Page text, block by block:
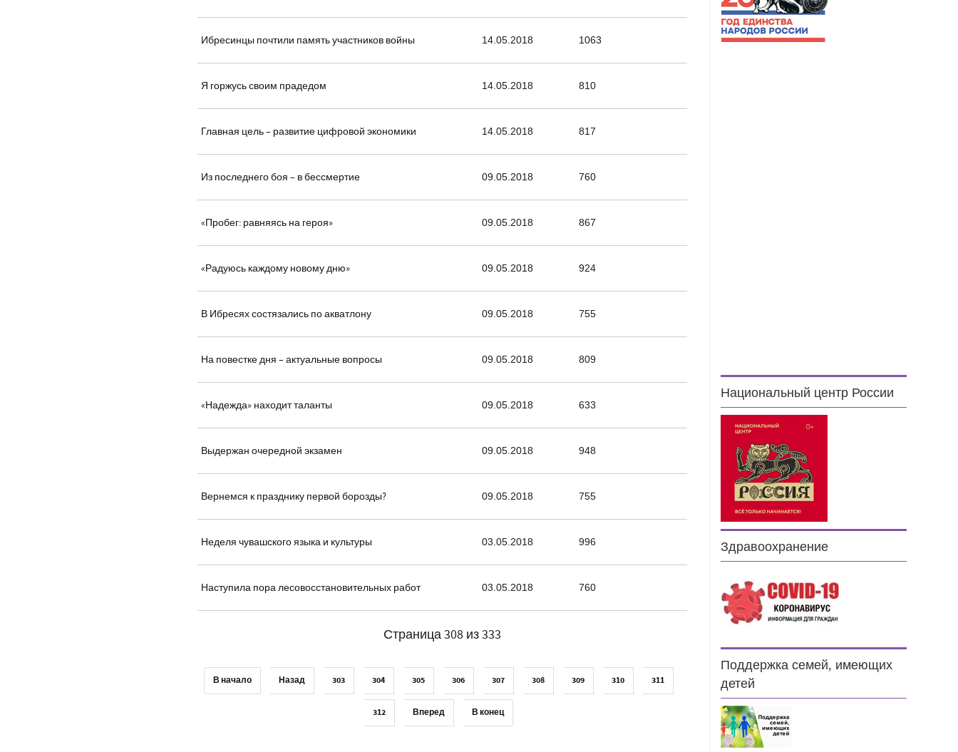
Ибресинцы почтили память участников войны 14.05.2018 1063
Я горжусь своим прадедом 14.05.2018 810
Главная цель – развитие цифровой экономики 14.05.2018 817
Из последнего боя – в бессмертие 09.05.2018 760
«Пробег: равняясь на героя» 09.05.2018 867
«Радуюсь каждому новому дню» 09.05.2018 924
В Ибресях состязались по акватлону 09.05.2018 755
На повестке дня – актуальные вопросы 09.05.2018 809
«Надежда» находит таланты 09.05.2018 633
Выдержан очередной экзамен 09.05.2018 948
Вернемся к празднику первой борозды? 09.05.2018 755
Неделя чувашского языка и культуры 03.05.2018 996
Наступила пора лесовосстановительных работ 03.05.2018 760
Страница 308 из 333
В начало Назад 303 304 305 306 307 308 309 310 311
312 Вперед В конец
Национальный центр России
Здравоохранение
Поддержка семей, имеющих
детей